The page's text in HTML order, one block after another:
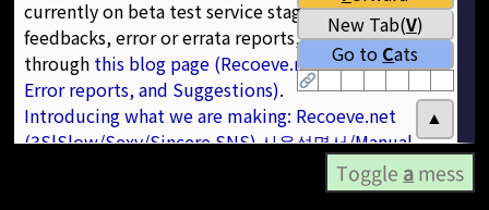
Toggle amess